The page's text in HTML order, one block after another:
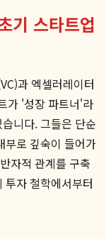
기 스타트업
과 엑셀러레이터
가 '성장 파트너'라
니다. 그들은 단순
부로 깊숙이 들어가
자적 관계를 구축
투자 철학에서부터